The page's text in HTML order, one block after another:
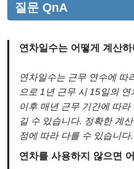
질문 QnA
연차일수는 어떻게 계산
연차일수는 근무 연수에 따
으로 1년 근무 시 15일의 연
이후 매년 근무 기간에 따
길 수 있습니다. 정확한 계
정에 따라 다를 수 있습니다.
연차를 사용하지 않으면